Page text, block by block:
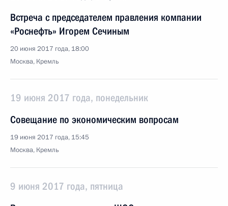
Встреча с председателем правления компании
«Роснефть» Игорем Сечиным
20 июня 2017 года, 18:00
Москва, Кремль
19 июня 2017 года, понедельник
Совещание по экономическим вопросам
19 июня 2017 года, 15:45
Москва, Кремль
9 июня 2017 года, пятница